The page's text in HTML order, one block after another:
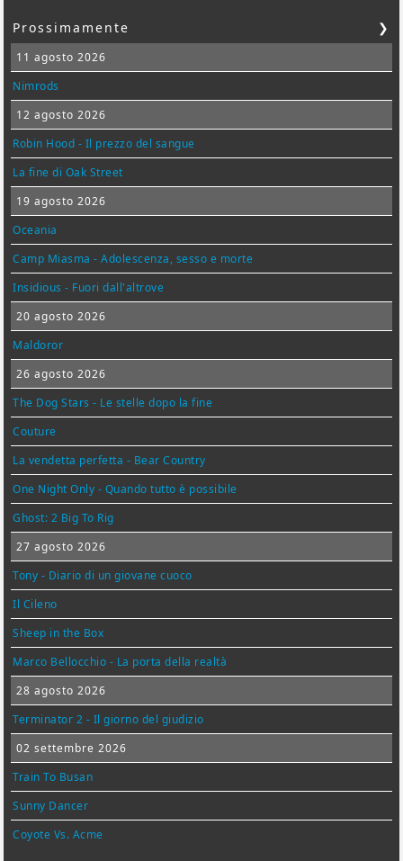
Prossimamente ❯
11 agosto 2026
Nimrods
12 agosto 2026
Robin Hood - Il prezzo del sangue
La fine di Oak Street
19 agosto 2026
Oceania
Camp Miasma - Adolescenza, sesso e morte
Insidious - Fuori dall'altrove
20 agosto 2026
Maldoror
26 agosto 2026
The Dog Stars - Le stelle dopo la fine
Couture
La vendetta perfetta - Bear Country
One Night Only - Quando tutto è possibile
Ghost: 2 Big To Rig
27 agosto 2026
Tony - Diario di un giovane cuoco
Il Cileno
Sheep in the Box
Marco Bellocchio - La porta della realtà
28 agosto 2026
Terminator 2 - Il giorno del giudizio
02 settembre 2026
Train To Busan
Sunny Dancer
Coyote Vs. Acme